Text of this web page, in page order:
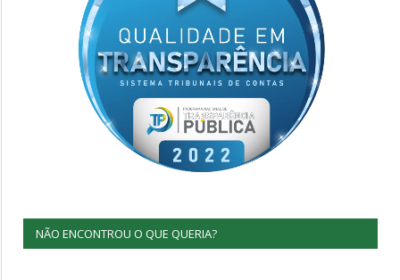
NÃO ENCONTROU O QUE QUERIA?